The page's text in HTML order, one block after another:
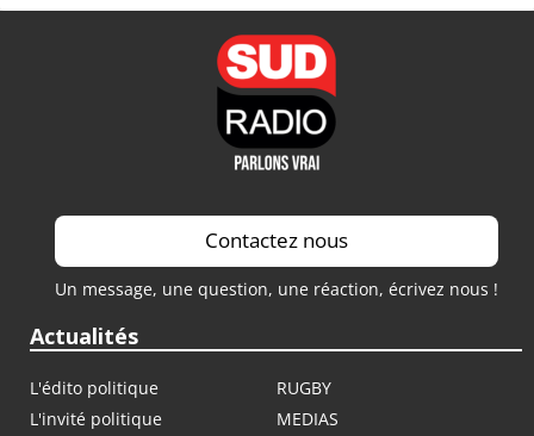
Contactez nous
Un message, une question, une réaction, écrivez nous !
Actualités
L'édito politique
RUGBY
L'invité politique
MEDIAS